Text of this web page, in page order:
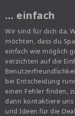
… einfach
Wir sind für dich da.
möchten, dass du
einfach wie möglich
verzichten auf die
bei Entscheidung
einen Fehler finden,
dann kontaktiere uns
und Ideen für die